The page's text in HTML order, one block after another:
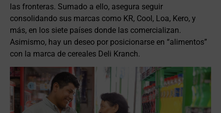
las fronteras. Sumado a ello, asegura seguir
consolidando sus marcas como KR, Cool, Loa, Kero, y
más, en los siete países donde las comercializan.
Asimismo, hay un deseo por posicionarse en “alimentos”
con la marca de cereales Deli Kranch.